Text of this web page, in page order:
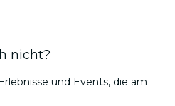
nicht?
und Events, die am